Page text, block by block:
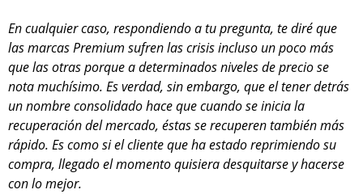
En cualquier caso, respondiendo a tu pregunta, te diré que
las marcas Premium sufren las crisis incluso un poco más
que las otras porque a determinados niveles de precio se
nota muchísimo. Es verdad, sin embargo, que el tener detrás
un nombre consolidado hace que cuando se inicia la
recuperación del mercado, éstas se recuperen también más
rápido. Es como si el cliente que ha estado reprimiendo su
compra, llegado el momento quisiera desquitarse y hacerse
con lo mejor.